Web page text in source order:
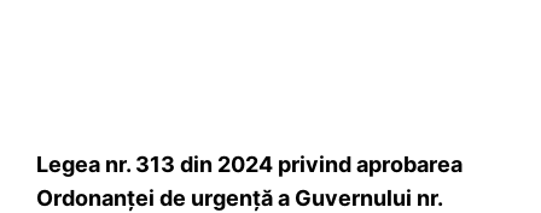
Legea nr. 313 din 2024 privind aprobarea
Ordonanţei de urgenţă a Guvernului nr.